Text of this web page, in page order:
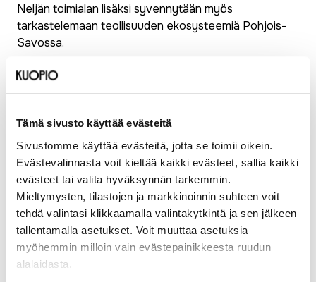
Tämä sivusto käyttää evästeitä
Sivustomme käyttää evästeitä, jotta se toimii oikein.
Evästevalinnasta voit kieltää kaikki evästeet, sallia kaikki
evästeet tai valita hyväksynnän tarkemmin.
Mieltymysten, tilastojen ja markkinoinnin suhteen voit
tehdä valintasi klikkaamalla valintakytkintä ja sen jälkeen
tallentamalla asetukset. Voit muuttaa asetuksia
myöhemmin milloin vain evästepainikkeesta ruudun
alalaidasta.
Neljän toimialan lisäksi syvennytään myös
tarkastelemaan teollisuuden ekosysteemiä Pohjois-
Savossa.
Työstettävät toimialat ovat:
2. Teknologiateollisuus
4. Hyvinvointiteknologia ja terveysala
5. Teollisuus Pohjois-Savossa
Selvitysraportti julkaistaan huhti-toukokuussa 2025.
Raportin toteuttaa MDI Public c/o FCG Finnish
Consulting Group Oy.